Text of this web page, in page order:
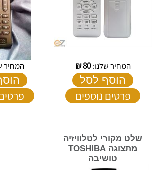
המחיר שלנו:80
₪
הוסף לסל
פרטים נוספים
המחיר
שלט מקורי לטלוויזיה
מתצוגה TOSHIBA
טושיבה